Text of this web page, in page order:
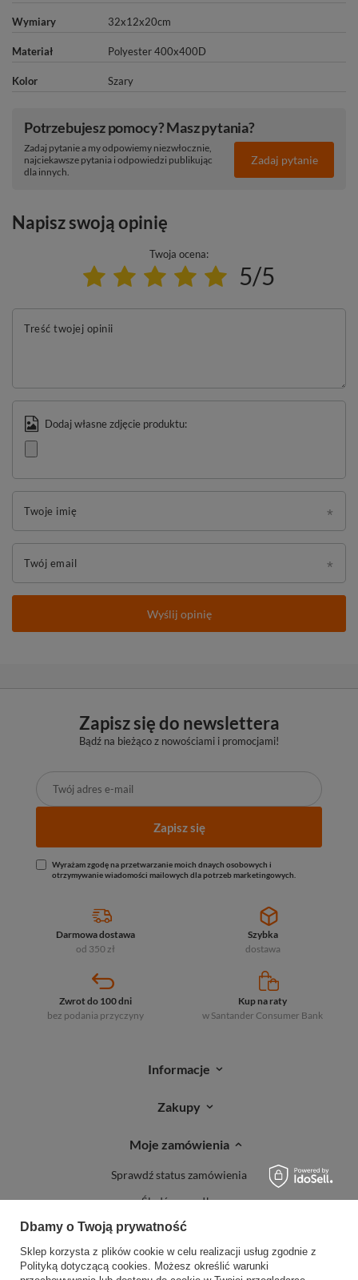
Wymiary 32x12x20cm
Materiał Polyester 400x400D
Kolor Szary
Potrzebujesz pomocy? Masz pytania?
Zadaj pytanie a my odpowiemy niezwłocznie,
najciekawsze pytania i odpowiedzi publikując
dla innych.
Zadaj pytanie
Napisz swoją opinię
Twoja ocena:
5/5
Treść twojej opinii
Dodaj własne zdjęcie produktu:
Twoje imię
Twój email
Wyślij opinię
Zapisz się do newslettera
Bądź na bieżąco z nowościami i promocjami!
Zapisz się
Wyrażam zgodę na przetwarzanie moich dnaych osobowych i
otrzymywanie wiadomości mailowych dla potrzeb marketingowych.
Darmowa dostawa
od 350 zł
Szybka
dostawa
Zwrot do 100 dni
bez podania przyczyny
Kup na raty
w Santander Consumer Bank
Informacje
Zakupy
Moje zamówienia
Sprawdź status zamówienia
Śledź przesyłkę
Reklamacje
Zwroty
Dbamy o Twoją prywatność
Sklep korzysta z plików cookie w celu realizacji usług zgodnie z
Polityką dotyczącą cookies. Możesz określić warunki